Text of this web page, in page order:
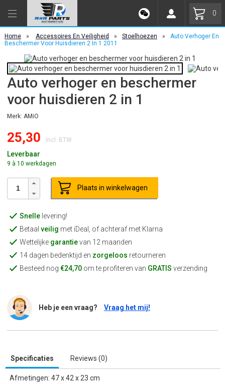
0
Home » Accessoires En Veiligheid » Stoelhoezen »
Auto Verhoger En
Beschermer Voor Huisdieren 2 In 1 2011
Auto verhoger en beschermer
voor huisdieren 2 in 1
Merk: AMiO
25,30 Incl. BTW
Leverbaar
9 à 10 werkdagen
Plaats in winkelwagen
Snellelevering!
Betaal veilig met iDeal, of achteraf met Klarna
Wettelijke garantievan 12 maanden
14 dagen bedenktijd en zorgeloos retourneren
Besteed nog €24,70om te profiteren van GRATIS verzending
Heb je een vraag? Vraag het mij!
Specificaties Reviews (0)
Afmetingen: 47 x 42 x 23 cm